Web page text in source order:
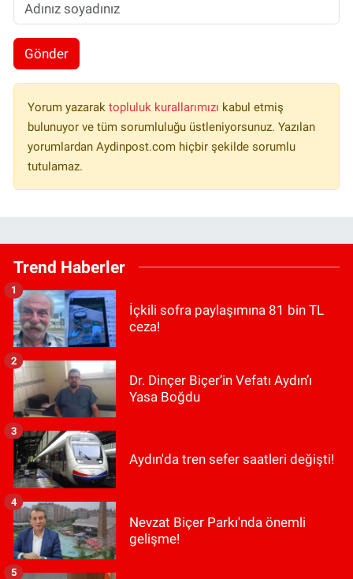
Gönder
Yorum yazarak topluluk kurallarımızı kabul etmiş
bulunuyor ve tüm sorumluluğu üstleniyorsunuz. Yazılan
yorumlardan Aydinpost.com hiçbir şekilde sorumlu
tutulamaz.
Trend Haberler
İçkili sofra paylaşımına 81 bin TL
ceza!
1
Dr. Dinçer Biçer’in Vefatı Aydın’ı
Yasa Boğdu
2
Aydın'da tren sefer saatleri değişti!
3
Nevzat Biçer Parkı'nda önemli
gelişme!
4
5